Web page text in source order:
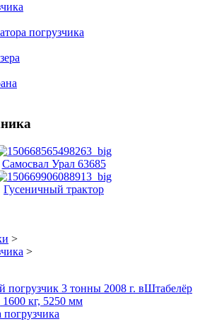
погрузчика
Самосвал Урал 63685
Гусеничный трактор
>
>
3 тонны 2008 г. вШтабелёр
кг, 5250 мм